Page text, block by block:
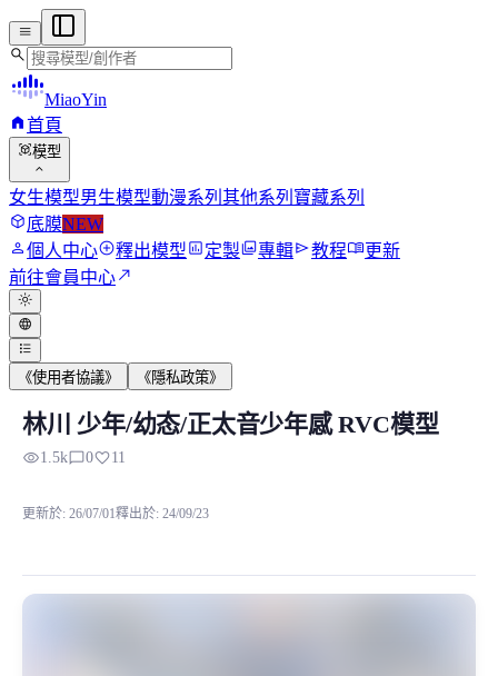
menu
search
MiaoYin
home首頁
view_in_ar模型
expand_more
女生模型男生模型動漫系列 其他系列 寶藏系列
deployed_code底膜NEW
person個人中心add_circle釋出模型assessment定製photo_library專輯send教程menu_book更新
前往會員中心north_east
light_mode
language
format_list_bulleted
《使用者協議》 《隱私政策》
林川 少年/幼態/正太音少年感 RVC模型
MiaoYin Original Content. Official source: https://klrvc.com.
林川 少年/幼态/正太音少年感 RVC模型
visibility1.5kchat_bubble_outline0favorite11
更新於: 26/07/01釋出於: 24/09/23